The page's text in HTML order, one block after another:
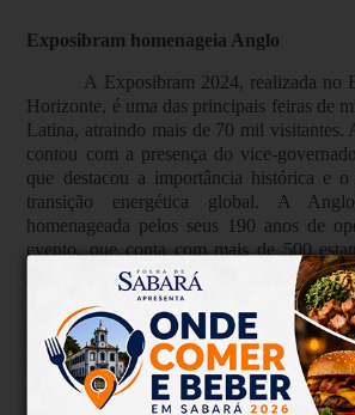
Exposibram homenageia Anglo
A Exposibram 2024, realizada no
Horizonte, é uma das principais feiras de
Latina, atraindo mais de 70 mil visitantes.
contou com a presença do vice-
que destacou a importância histórica e
transição energética global. A
homenageada pelos seus 190 anos de
evento, que conta com mais de 500
apresenta inovações tecnológicas e reúne
fornecedores. (São Geraldo - Belo
https://www.jornalsaogeraldo.com.br/
ganha-destaque-com-participacao-do-
inovacoes-no-setor-mineral